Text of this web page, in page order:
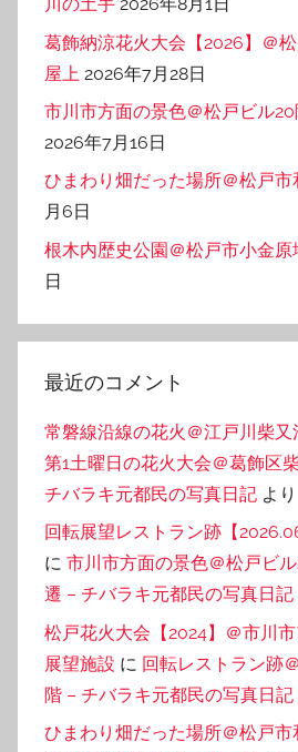
葛飾納涼花火大会【2026】＠
屋上 2026年7月28日
市川市方面の景色＠松戸ビル
2026年7月16日
ひまわり畑だった場所＠松戸市
月6日
根木内歴史公園＠松戸市小金原
日
最近のコメント
常磐線沿線の花火＠江戸川柴又
第1土曜日の花火大会＠葛飾区
チバラキ元都民の写真日記 より
回転展望レストラン跡【
に 市川市方面の景色＠松戸ビ
遷 – チバラキ元都民の写真日記
松戸花火大会【2024】＠市川
展望施設 に 回転レストラン跡
階 – チバラキ元都民の写真日記
ひまわり畑だった場所＠松戸市